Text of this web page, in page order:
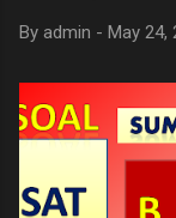
By admin - May 24,